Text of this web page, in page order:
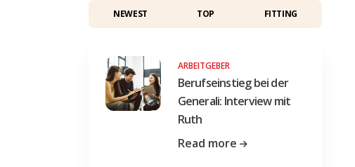
NEWEST TOP FITTING
ARBEITGEBER
Berufseinstieg bei der
Generali: Interview mit
Ruth
Read more